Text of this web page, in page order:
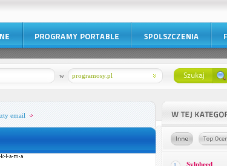
programosy.pl
w
email
Sylpheed